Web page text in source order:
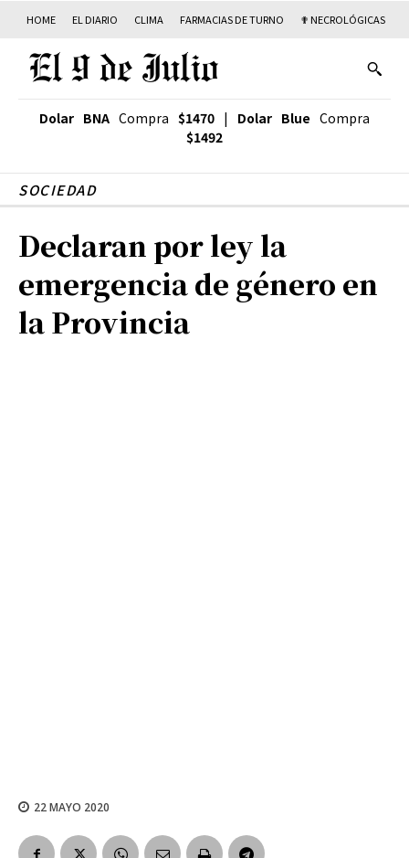
HOME EL DIARIO CLIMA FARMACIAS DE TURNO ✟ NECROLÓGICAS
Dolar BNA Compra $1470 | Dolar Blue Compra
$1492
SOCIEDAD
Declaran por ley la
emergencia de género en
la Provincia
22 MAYO 2020